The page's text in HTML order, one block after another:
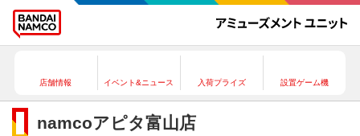
店舗情報 イベント&ニュース 入荷プライズ 設置ゲーム機
namcoアピタ富山店